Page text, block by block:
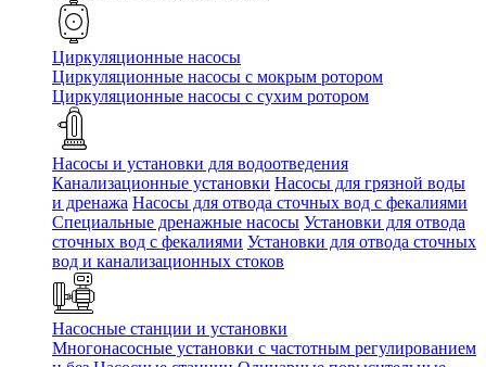
Циркуляционные насосы
Циркуляционные насосы с мокрым ротором
Циркуляционные насосы с сухим ротором
Насосы и установки для водоотведения
Канализационные установки Насосы для грязной воды
и дренажа Насосы для отвода сточных вод c фекалиями
Специальные дренажные насосы Установки для отвода
сточных вод c фекалиями Установки для отвода сточных
вод и канализационных стоков
Насосные станции и установки
Многонасосные установки с частотным регулированием